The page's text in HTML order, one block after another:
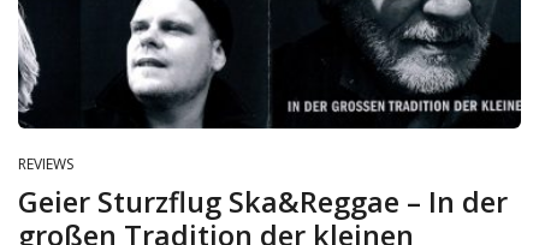
REVIEWS
Geier Sturzflug Ska&Reggae – In der
großen Tradition der kleinen